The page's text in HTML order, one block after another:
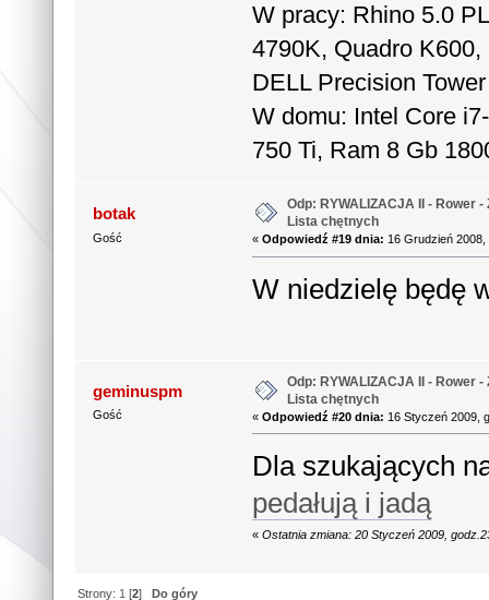
W pracy: Rhino 5.0
4790K, Quadro
DELL Precision
W domu: Intel Core
750 Ti, Ram 8 Gb
botak
Gość
Odp: RYWALIZACJA II - Rower -
Lista chętnych
«Odpowiedź #19 dnia: 16 Grudzień
W niedzielę będę
geminuspm
Gość
Odp: RYWALIZACJA II - Rower -
Lista chętnych
«Odpowiedź #20 dnia: 16 Styczeń 2009,
Dla szukających
pedałują i jadą
«Ostatnia zmiana: 20 Styczeń 2009,
Strony: 1 [2]Do góry